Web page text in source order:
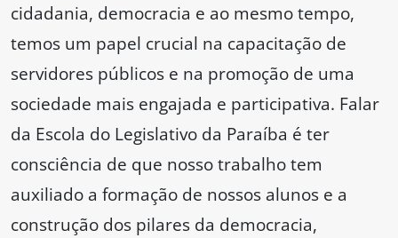
cidadania, democracia e ao mesmo tempo,
temos um papel crucial na capacitação de
servidores públicos e na promoção de uma
sociedade mais engajada e participativa. Falar
da Escola do Legislativo da Paraíba é ter
consciência de que nosso trabalho tem
auxiliado a formação de nossos alunos e a
construção dos pilares da democracia,